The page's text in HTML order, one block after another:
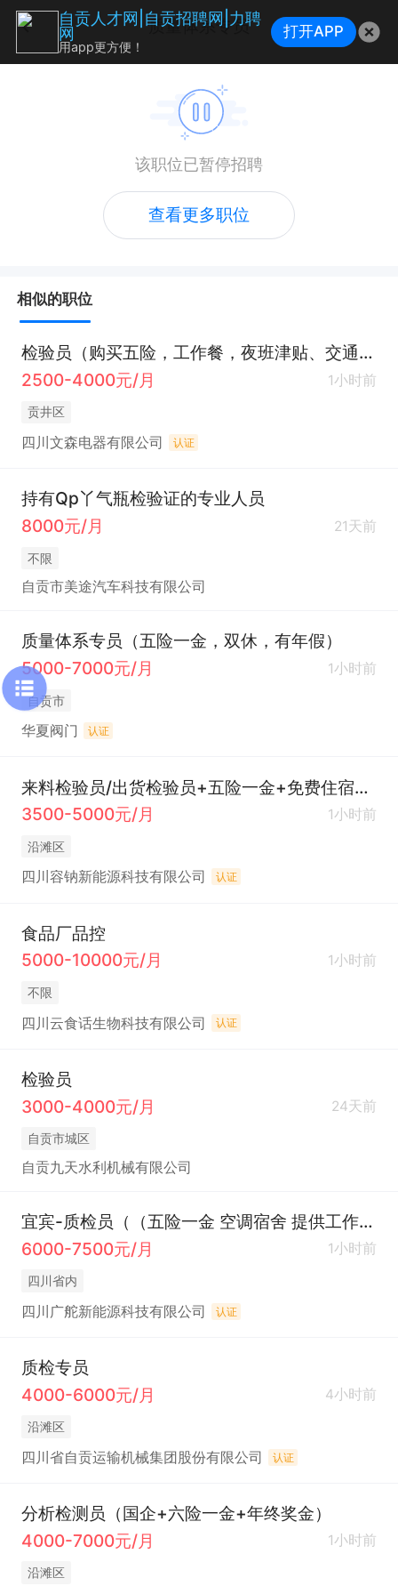
质量体系专员
该职位已暂停招聘
查看更多职位
相似的职位
检验员（购买五险，工作餐，夜班津贴、交通补助）
2500-4000元/月
1小时前
贡井区
四川文森电器有限公司 认证
持有Qp丫气瓶检验证的专业人员
8000元/月
21天前
不限
自贡市美途汽车科技有限公司
质量体系专员（五险一金，双休，有年假）
5000-7000元/月
1小时前
自贡市
华夏阀门 认证
来料检验员/出货检验员+五险一金+免费住宿+餐补
3500-5000元/月
1小时前
沿滩区
四川容钠新能源科技有限公司 认证
食品厂品控
5000-10000元/月
1小时前
不限
四川云食话生物科技有限公司 认证
检验员
3000-4000元/月
24天前
自贡市城区
自贡九天水利机械有限公司
宜宾-质检员（（五险一金 空调宿舍 提供工作餐））
6000-7500元/月
1小时前
四川省内
四川广舵新能源科技有限公司 认证
质检专员
4000-6000元/月
4小时前
沿滩区
四川省自贡运输机械集团股份有限公司 认证
分析检测员（国企+六险一金+年终奖金）
4000-7000元/月
1小时前
沿滩区
自贡人才网|自贡招聘网|力聘
网
用app更方便！
打开APP